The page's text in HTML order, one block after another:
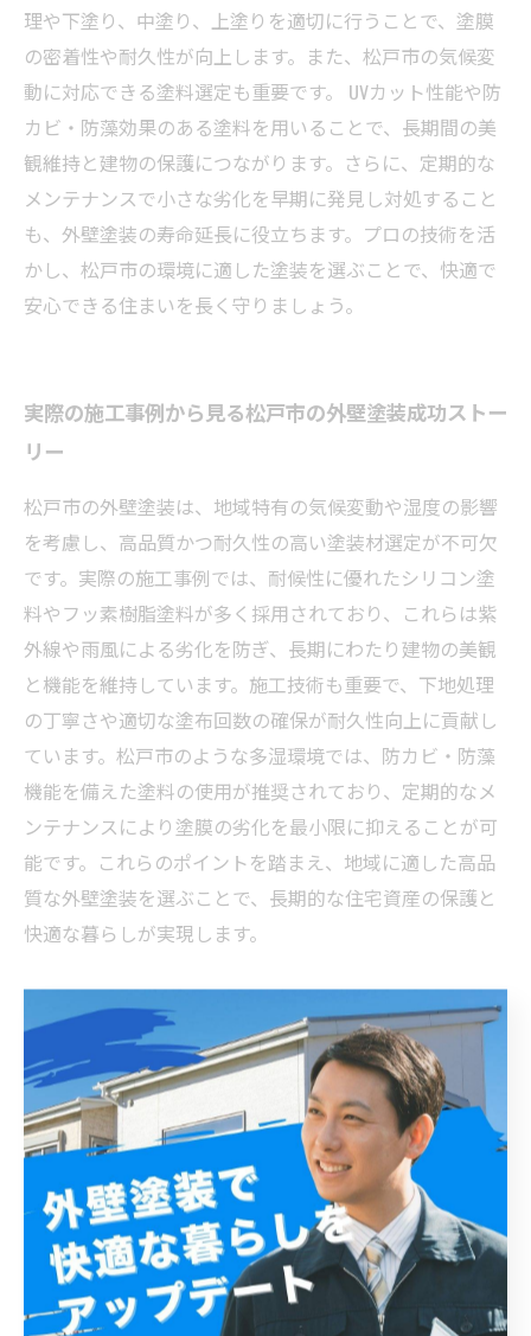
理や下塗り、中塗り、上塗りを適切に行うことで、塗膜
の密着性や耐久性が向上します。また、松戸市の気候変
動に対応できる塗料選定も重要です。 UVカット性能や防
カビ・防藻効果のある塗料を用いることで、長期間の美
観維持と建物の保護につながります。さらに、定期的な
メンテナンスで小さな劣化を早期に発見し対処すること
も、外壁塗装の寿命延長に役立ちます。プロの技術を活
かし、松戸市の環境に適した塗装を選ぶことで、快適で
安心できる住まいを長く守りましょう。
実際の施工事例から見る松戸市の外壁塗装成功ストー
リー
松戸市の外壁塗装は、地域特有の気候変動や湿度の影響
を考慮し、高品質かつ耐久性の高い塗装材選定が不可欠
です。実際の施工事例では、耐候性に優れたシリコン塗
料やフッ素樹脂塗料が多く採用されており、これらは紫
外線や雨風による劣化を防ぎ、長期にわたり建物の美観
と機能を維持しています。施工技術も重要で、下地処理
の丁寧さや適切な塗布回数の確保が耐久性向上に貢献し
ています。松戸市のような多湿環境では、防カビ・防藻
機能を備えた塗料の使用が推奨されており、定期的なメ
ンテナンスにより塗膜の劣化を最小限に抑えることが可
能です。これらのポイントを踏まえ、地域に適した高品
質な外壁塗装を選ぶことで、長期的な住宅資産の保護と
快適な暮らしが実現します。
日々のメンテナンスで外壁塗装の耐久性を最大限に引
き出す方法
松戸市の独特な気候は、外壁塗装の耐久性を左右する重
要な要素です。特に湿度の高い夏季や冬季の寒暖差が塗
装の劣化を促進しやすいため、品質の良い塗料選びが欠
かせません。高耐久性を持つ塗料には、紫外線や酸性雨
に強いシリコンやフッ素樹脂系があり、これらは長期間
にわたり外壁を保護します。しかし、どんなに高性能の